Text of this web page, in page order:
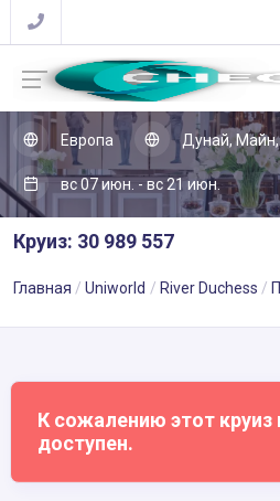
Европа Дунай, Майн,
вс 07 июн. - вс 21 июн.
Круиз: 30 989 557
Главная Uniworld River Duchess
К сожалению этот круиз
доступен.